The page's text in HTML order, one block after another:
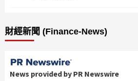
財經新聞 (Finance-News)
News provided by PR Newswire